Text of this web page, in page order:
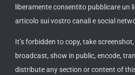
liberamente consentito pubblicare un
articolo sui vostro canali e social
It’s forbidden to copy, take
broadcast, show in public, encode,
distribute any section or content of